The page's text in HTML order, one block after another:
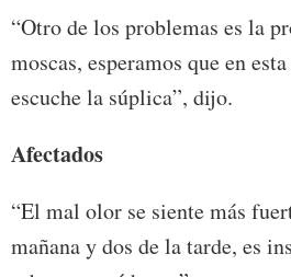
“Otro de los problemas es la
moscas, esperamos que en
escuche la súplica”, dijo.
Afectados
“El mal olor se siente más
mañana y dos de la tarde, es